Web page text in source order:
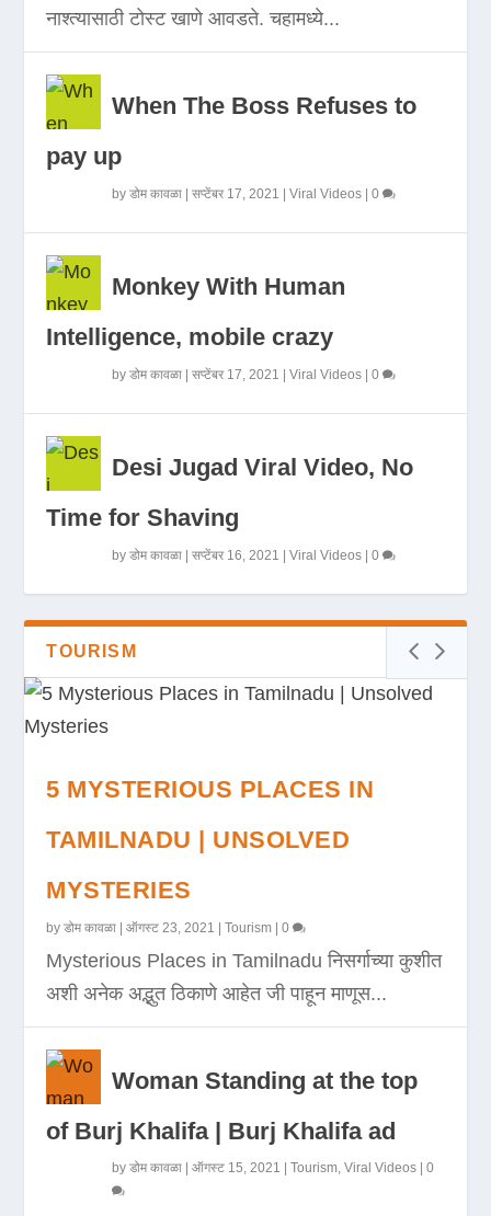
नाश्त्यासाठी टोस्ट खाणे आवडते. चहामध्ये...
When The Boss Refuses to
pay up
byडोम कावळा |सप्टेंबर 17, 2021 |Viral Videos |0
Monkey With Human
Intelligence, mobile crazy
byडोम कावळा |सप्टेंबर 17, 2021 |Viral Videos |0
Desi Jugad Viral Video, No
Time for Shaving
byडोम कावळा |सप्टेंबर 16, 2021 |Viral Videos |0
TOURISM
5 MYSTERIOUS PLACES IN
TAMILNADU | UNSOLVED
MYSTERIES
byडोम कावळा |ऑगस्ट 23, 2021 |Tourism |0
Mysterious Places in Tamilnadu निसर्गाच्या कुशीत
अशी अनेक अद्भुत ठिकाणे आहेत जी पाहून माणूस...
Woman Standing at the top
of Burj Khalifa | Burj Khalifa ad
byडोम कावळा |ऑगस्ट 15, 2021 |Tourism ,Viral Videos |0